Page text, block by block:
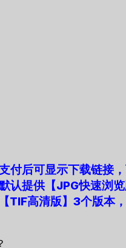
支付后可显示下载链接
认提供【JPG快速浏览
TIF高清版】3个版本